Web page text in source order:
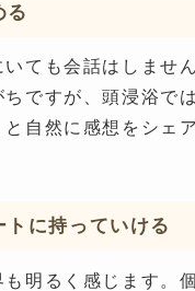
る
ても会話はしませ
ですが、頭浸浴で
自然に感想をシェ
に持っていける
明るく感じます。